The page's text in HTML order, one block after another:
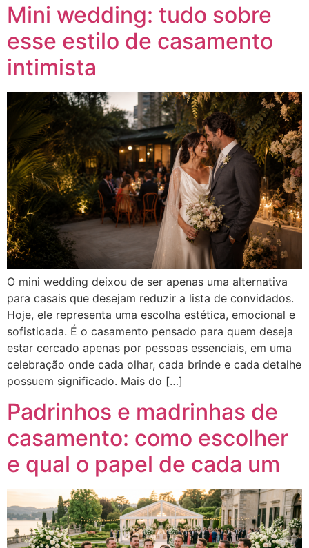
Mini wedding: tudo sobre
esse estilo de casamento
intimista
O mini wedding deixou de ser apenas uma alternativa
para casais que desejam reduzir a lista de convidados.
Hoje, ele representa uma escolha estética, emocional e
sofisticada. É o casamento pensado para quem deseja
estar cercado apenas por pessoas essenciais, em uma
celebração onde cada olhar, cada brinde e cada detalhe
possuem significado. Mais do […]
Padrinhos e madrinhas de
casamento: como escolher
e qual o papel de cada um